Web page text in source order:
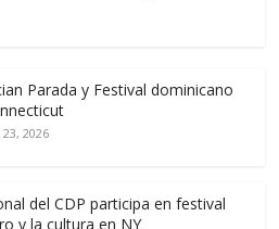
Parada y Festival dominicano
2026
del CDP participa en festival
y la cultura en NY